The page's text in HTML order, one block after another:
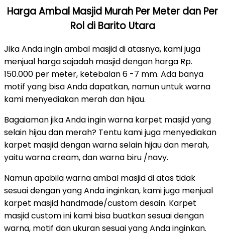
Harga Ambal Masjid Murah Per Meter dan Per
Rol di Barito Utara
Jika Anda ingin ambal masjid di atasnya, kami juga
menjual harga sajadah masjid dengan harga Rp.
150.000 per meter, ketebalan 6 -7 mm. Ada banya
motif yang bisa Anda dapatkan, namun untuk warna
kami menyediakan merah dan hijau.
Bagaiaman jika Anda ingin warna karpet masjid yang
selain hijau dan merah? Tentu kami juga menyediakan
karpet masjid dengan warna selain hijau dan merah,
yaitu warna cream, dan warna biru /navy.
Namun apabila warna ambal masjid di atas tidak
sesuai dengan yang Anda inginkan, kami juga menjual
karpet masjid handmade/custom desain. Karpet
masjid custom ini kami bisa buatkan sesuai dengan
warna, motif dan ukuran sesuai yang Anda inginkan.